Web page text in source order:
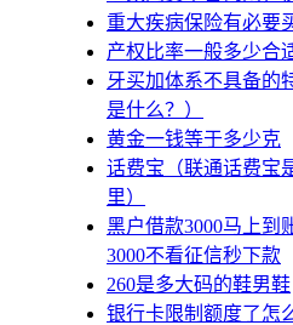
重大疾病保险有必要
产权比率一般多少合
牙买加体系不具备的
是什么？）
黄金一钱等于多少克
话费宝（联通话费宝
里）
黑户借款3000马上到
3000不看征信秒下款
260是多大码的鞋男鞋
银行卡限制额度了怎